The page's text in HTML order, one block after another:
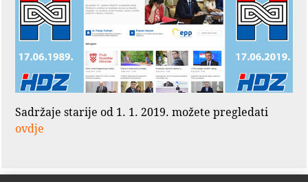
Sadržaje starije od 1. 1. 2019. možete pregledati
ovdje